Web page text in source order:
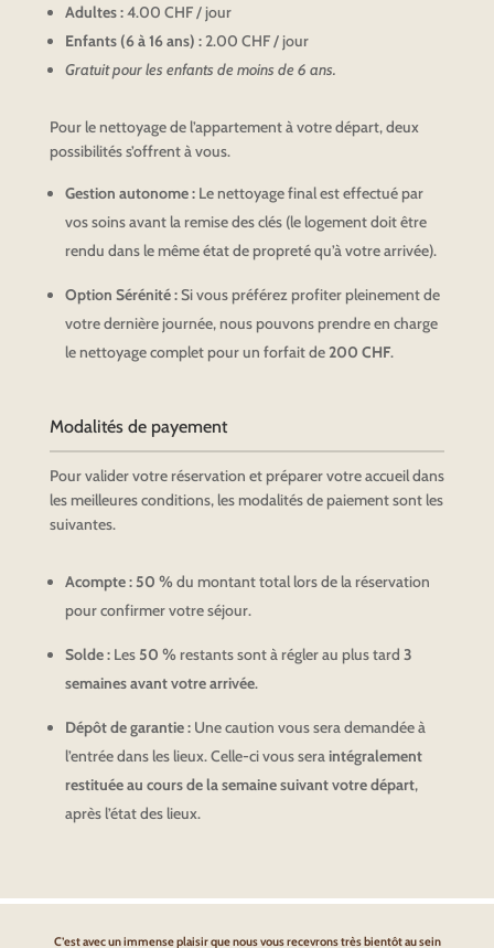
Adultes :4.00 CHF / jour
Enfants (6 à 16 ans) :2.00 CHF / jour
Gratuit pour les enfants de moins de 6 ans.
Pour le nettoyage de l’appartement à votre départ, deux
possibilités s’offrent à vous.
Gestion autonome :Le nettoyage final est effectué par
vos soins avant la remise des clés (le logement doit être
rendu dans le même état de propreté qu’à votre arrivée).
Option Sérénité :Si vous préférez profiter pleinement de
votre dernière journée, nous pouvons prendre en charge
le nettoyage complet pour un forfait de200 CHF.
Modalités de payement
Pour valider votre réservation et préparer votre accueil dans
les meilleures conditions, les modalités de paiement sont les
suivantes.
Acompte : 50 %du montant total lors de la réservation
pour confirmer votre séjour.
Solde :Les 50 %restants sont à régler au plus tard 3
semaines avant votre arrivée.
Dépôt de garantie :Une caution vous sera demandée à
l’entrée dans les lieux. Celle-ci vous sera intégralement
restituée au cours de la semaine suivant votre départ,
après l’état des lieux.
C’est avec un immense plaisir que nous vous recevrons très bientôt au sein